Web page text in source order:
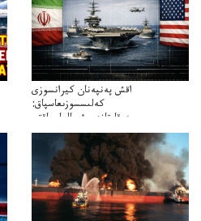
اقش پەنپەنان كيرانسوزى
كەلىسسوزىعاسپاق:
دوقايتازدەسۋىجالعاسپاقتى
باسەڭدەتدوحا؟
كەزدەسۋىشيەلەنىستىباسەڭدەتەمە؟